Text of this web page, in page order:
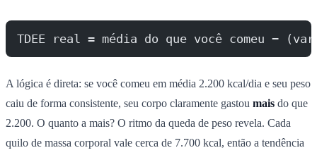
TDEE real = média do que você comeu −
A lógica é direta: se você comeu em média 2.200 kcal/dia e seu peso
caiu de forma consistente, seu corpo claramente gastou mais do que
2.200. O quanto a mais? O ritmo da queda de peso revela. Cada
quilo de massa corporal vale cerca de 7.700 kcal, então a tendência